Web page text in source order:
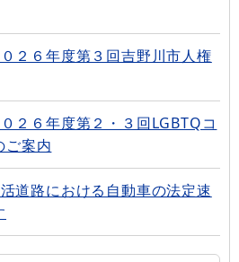
０２６年度第３回吉野川市人権
０２６年度第２・３回LGBTQコ
ご案内
道路における自動車の法定速